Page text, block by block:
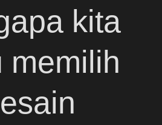
kita
memilih